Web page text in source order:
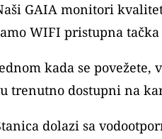
GAIA monitori
WIFI pristupna
kada se
trenutno dostupni na
dolazi sa